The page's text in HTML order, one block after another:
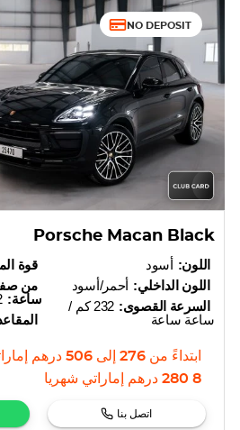
NO DEPOSIT
Porsche Macan Black
قوة
ساعة:
اللون: أسود
اللون الداخلي: أحمر/أسود
السرعة القصوى:
232 كم /
ساعة ساعة
ابتداءً من 276 إلى 506 درهم
8 280
درهم إماراتي شهريا
اتصل بنا